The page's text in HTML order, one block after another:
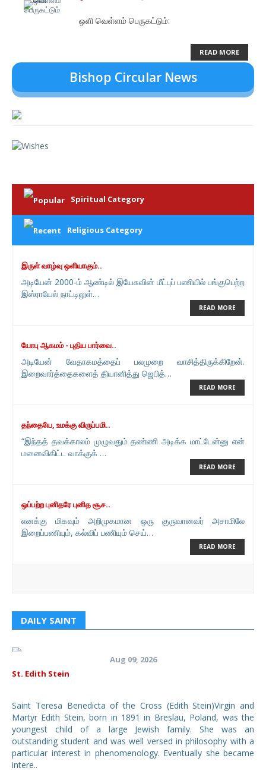
ஒளி வெள்ளம் பெருகட்டும்:
READ MORE
Spiritual Category
Religious Category
இருள் வாழ்வு ஒளியாகும்..
அடியேன் 2000-ம் ஆண்டில் இயேசுவின் மீட்புப் பணியில் பங்குபெற்ற
இஸ்ராயேல் நாட்டிலுள்…
READ MORE
யோபு ஆகமம் - புதிய பார்வை..
அடியேன் வேதாகமத்தைப் பலமுறை வாசித்திருக்கிறேன்.
இறைவார்த்தைகளைத் தியானித்து ஜெபித்…
READ MORE
தந்தையே, உமக்கு விருப்பமி..
“இந்தத் தவக்காலம் முழுவதும் தண்ணி அடிக்க மாட்டேன்னு என்
மனைவிகிட்ட வாக்குக் …
READ MORE
ஒப்பற்ற புனிதரே புனித சூச..
எனக்கு மிகவும் அறிமுகமான ஒரு குருவானவர் அசாமிலே
இறைப்பணியும், கல்விப் பணியும் செய்…
READ MORE
DAILY SAINT
St. Edith Stein
Aug 09, 2026
Saint Teresa Benedicta of the Cross (Edith Stein)Virgin and
Martyr Edith Stein, born in 1891 in Breslau, Poland, was the
youngest child of a large Jewish family. She was an
outstanding student and was well versed in philosophy with a
particular interest in phenomenology. Eventually she became
intere..